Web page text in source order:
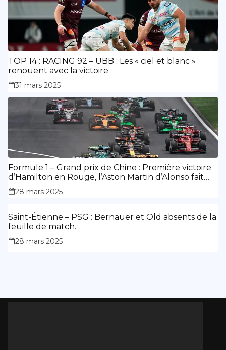
TOP 14 : RACING 92 – UBB : Les « ciel et blanc »
renouent avec la victoire
31 mars 2025
Formule 1 – Grand prix de Chine : Première victoire
d’Hamilton en Rouge, l’Aston Martin d’Alonso fait
des siennes.
28 mars 2025
Saint-Étienne – PSG : Bernauer et Old absents de la
feuille de match.
28 mars 2025